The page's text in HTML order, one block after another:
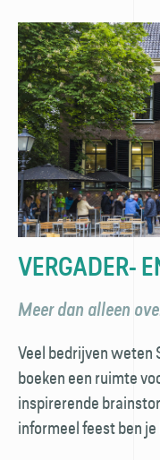
VERGADER-
Meer dan alleen
Veel bedrijven weten
boeken een ruimte
inspirerende
informeel feest ben